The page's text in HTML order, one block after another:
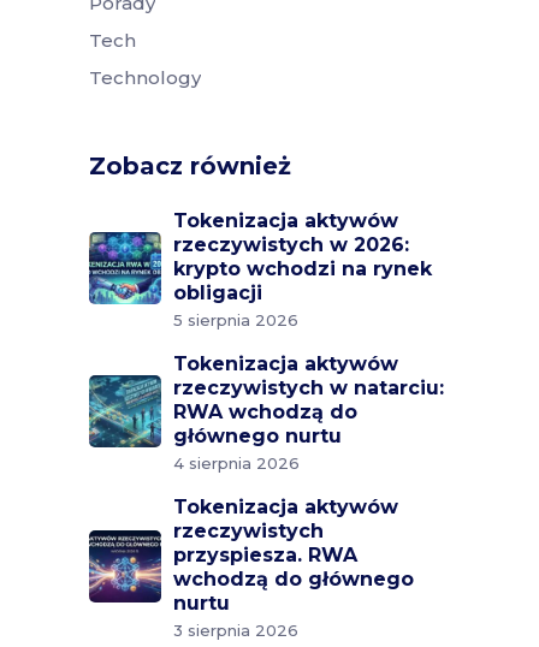
Tech
Technology
Zobacz również
Tokenizacja aktywów
rzeczywistych w 2026:
krypto wchodzi na rynek
obligacji
5 sierpnia 2026
Tokenizacja aktywów
rzeczywistych w natarciu:
RWA wchodzą do
głównego nurtu
4 sierpnia 2026
Tokenizacja aktywów
rzeczywistych
przyspiesza. RWA
wchodzą do głównego
nurtu
3 sierpnia 2026